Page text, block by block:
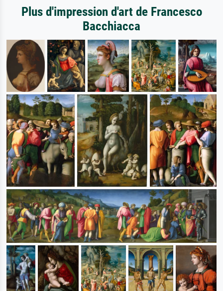
Plus d'impression d'art de Francesco
Bacchiacca